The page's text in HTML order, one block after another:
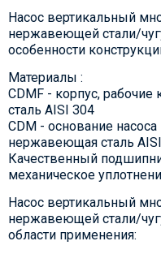
Насос вертикальный
нержавеющей стали/
особенности
Материалы :
CDMF - корпус,
сталь AISI 304
CDM - основание насоса
нержавеющая сталь
Качественный
механическое
Насос вертикальный
нержавеющей стали/
области применения: